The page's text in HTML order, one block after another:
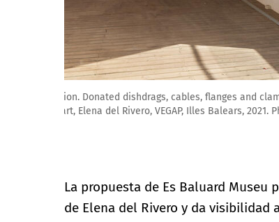
Elena del Rivero, DUST, 2013. Selenium
of the work of art, Elena del Rivero, VEGAP,
La propuesta de Es Baluard
de Elena del Rivero y da